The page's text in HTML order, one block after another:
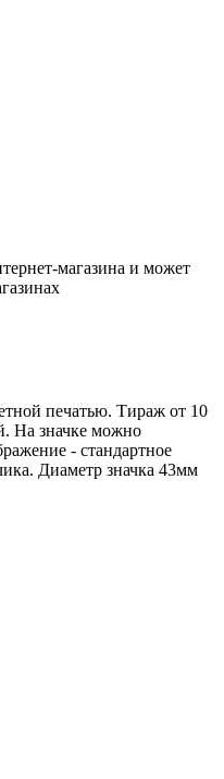
магазина и может
печатью. Тираж от 10
На значке можно
- стандартное
Диаметр значка 43мм